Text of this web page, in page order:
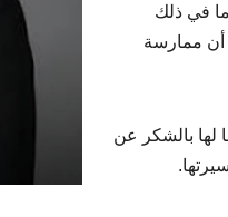
في ذلك
أن ممارسة
لها بالشكر عن